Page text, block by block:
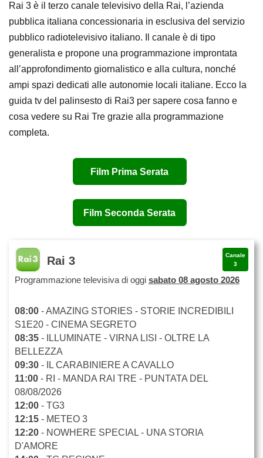
Rai 3 è il terzo canale televisivo della Rai, l’azienda
pubblica italiana concessionaria in esclusiva del servizio
pubblico radiotelevisivo italiano. Il canale è di tipo
generalista e propone una programmazione improntata
all’approfondimento giornalistico e alla cultura, nonché
ampi spazi dedicati alle autonomie locali italiane. Ecco la
guida tv del palinsesto di Rai3 per sapere cosa fanno e
cosa vedere su Rai Tre grazie alla programmazione
completa.
Film Prima Serata
Film Seconda Serata
Rai 3
Canale
3
Programmazione televisiva di oggi sabato 08 agosto 2026
08:00 - AMAZING STORIES - STORIE INCREDIBILI
S1E20 - CINEMA SEGRETO
08:35 - ILLUMINATE - VIRNA LISI - OLTRE LA
BELLEZZA
09:30 - IL CARABINIERE A CAVALLO
11:00 - RI - MANDA RAI TRE - PUNTATA DEL
08/08/2026
12:00 - TG3
12:15 - METEO 3
12:20 - NOWHERE SPECIAL - UNA STORIA
D'AMORE